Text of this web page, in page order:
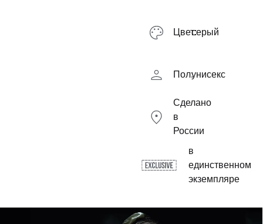
Цвет:серый
Пол:унисекс
Сделано
в
России
в
единственном
экземпляре